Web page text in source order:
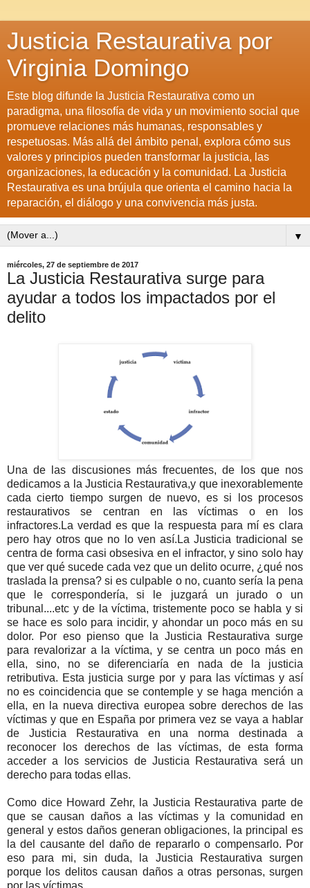
Justicia Restaurativa por
Virginia Domingo
Este blog difunde la Justicia Restaurativa como un
paradigma, una filosofía de vida y un movimiento social que
promueve relaciones más humanas, responsables y
respetuosas. Más allá del ámbito penal, explora cómo sus
valores y principios pueden transformar la justicia, las
organizaciones, la educación y la comunidad. La Justicia
Restaurativa es una brújula que orienta el camino hacia la
reparación, el diálogo y una convivencia más justa.
▼
miércoles, 27 de septiembre de 2017
La Justicia Restaurativa surge para
ayudar a todos los impactados por el
delito
Una de las discusiones más frecuentes, de los que nos
dedicamos a la Justicia Restaurativa,y que inexorablemente
cada cierto tiempo surgen de nuevo, es si los procesos
restaurativos se centran en las víctimas o en los
infractores. La verdad es que la respuesta para mí es clara
pero hay otros que no lo ven así. La Justicia tradicional se
centra de forma casi obsesiva en el infractor, y sino solo hay
que ver qué sucede cada vez que un delito ocurre, ¿qué nos
traslada la prensa? si es culpable o no, cuanto sería la pena
que le correspondería, si le juzgará un jurado o un
tribunal....etc y de la víctima, tristemente poco se habla y si
se hace es solo para incidir, y ahondar un poco más en su
dolor. Por eso pienso que la Justicia Restaurativa surge
para revalorizar a la víctima, y se centra un poco más en
ella, sino, no se diferenciaría en nada de la justicia
retributiva. Esta justicia surge por y para las víctimas y así
no es coincidencia que se contemple y se haga mención a
ella, en la nueva directiva europea sobre derechos de las
víctimas y que en España por primera vez se vaya a hablar
de Justicia Restaurativa en una norma destinada a
reconocer los derechos de las víctimas, de esta forma
acceder a los servicios de Justicia Restaurativa será un
derecho para todas ellas.
Como dice Howard Zehr, la Justicia Restaurativa parte de
que se causan daños a las víctimas y la comunidad en
general y estos daños generan obligaciones, la principal es
la del causante del daño de repararlo o compensarlo. Por
eso para mi, sin duda, la Justicia Restaurativa surgen
porque los delitos causan daños a otras personas, surgen
por las víctimas.